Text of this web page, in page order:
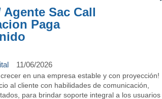
Sac Call
Paga
11/06/2026
en una empresa estable y con proyección!
al cliente con habilidades de comunicación,
para brindar soporte integral a los usuarios